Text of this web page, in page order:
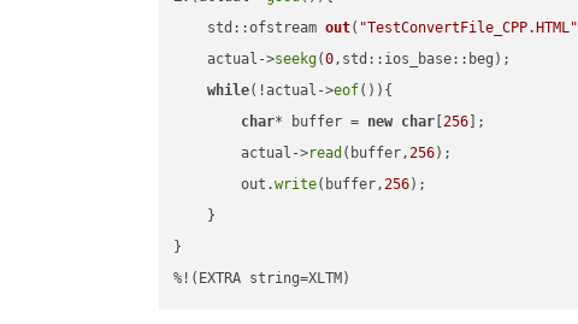
std::ofstream out( "TestConvertFile_CPP.HTML"
    actual->
seekg(0,std::ios_base::beg);
while(!actual->eof()){
char* buffer = new char [256 ];
        actual->
read (buffer,256);
        out.
write(buffer,256);
    }
}
%!(EXTRA string=XLTM)